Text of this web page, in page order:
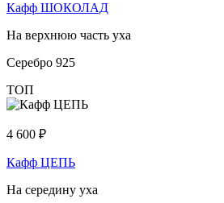
Кафф ШОКОЛАД
На верхнюю часть уха
Серебро 925
ТОП
4 600 ₽
Кафф ЦЕПЬ
На середину уха